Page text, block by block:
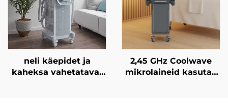
kohtad ja
lainepikkused 755 nm,
808 nm, 940 nm ja
1064 nm
neli käepidet ja
kaheksa vahetatavat
2,45 GHz Coolwave
mikrolaineid kasutav